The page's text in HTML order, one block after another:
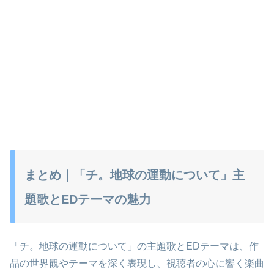
まとめ｜「チ。地球の運動について」主
題歌とEDテーマの魅力
「チ。地球の運動について」の主題歌とEDテーマは、作
品の世界観やテーマを深く表現し、視聴者の心に響く楽曲